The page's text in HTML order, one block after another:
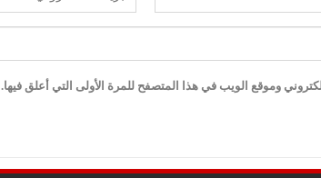
وموقع الويب في هذا المتصفح للمرة الأولى التي أعلق فيها.